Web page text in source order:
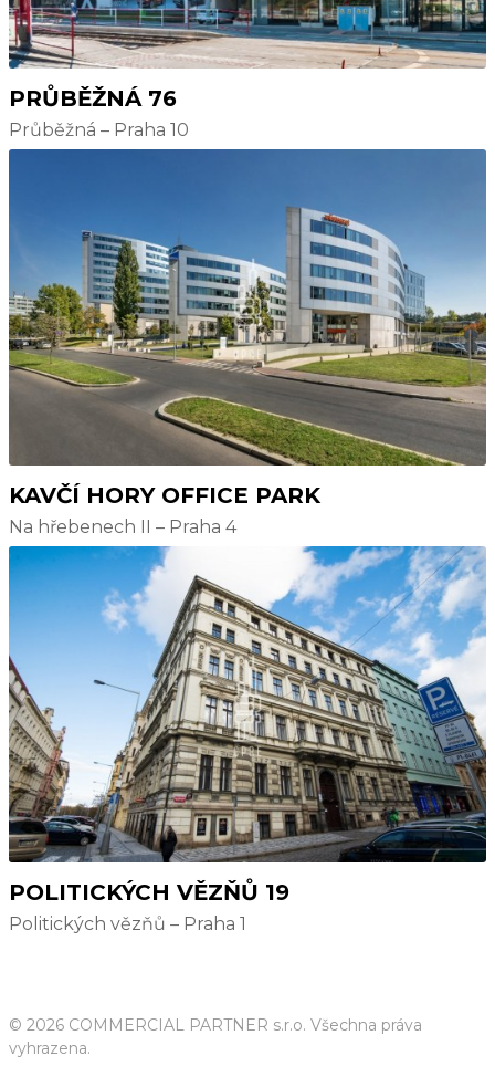
PRŮBĚŽNÁ 76
Průběžná – Praha 10
KAVČÍ HORY OFFICE PARK
Na hřebenech II – Praha 4
POLITICKÝCH VĚZŇŮ 19
Politických vězňů – Praha 1
© 2026 COMMERCIAL PARTNER s.r.o. Všechna práva
vyhrazena.